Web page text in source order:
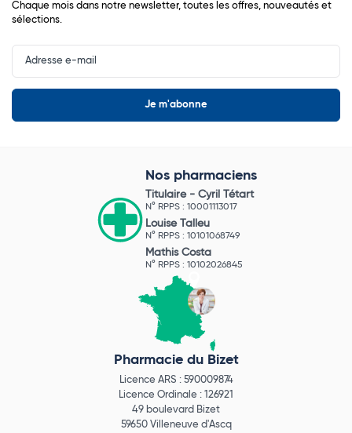
Chaque mois dans notre newsletter, toutes les offres, nouveautés et
sélections.
Input
Newsletter
Nos pharmaciens
Titulaire - Cyril Tétart
N° RPPS : 10001113017
Louise Talleu
N° RPPS : 10101068749
Mathis Costa
N° RPPS : 10102026845
Pharmacie du Bizet
Licence ARS : 590009874
Licence Ordinale : 126921
49 boulevard Bizet
59650 Villeneuve d'Ascq